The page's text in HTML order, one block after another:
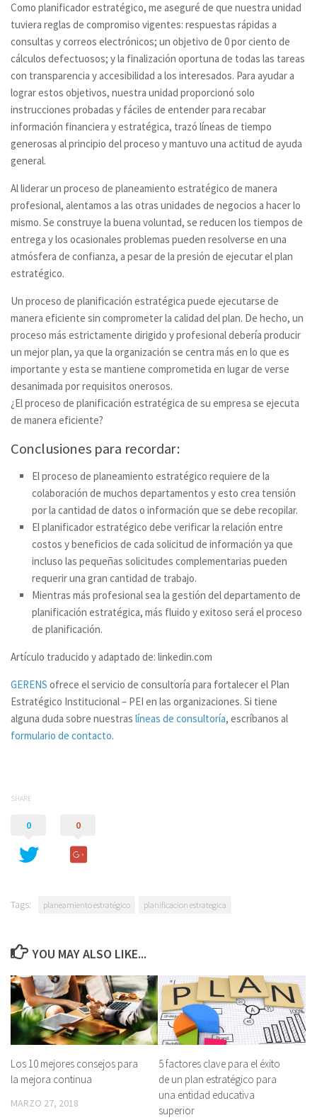
Como planificador estratégico, me aseguré de que nuestra unidad
tuviera reglas de compromiso vigentes: respuestas rápidas a
consultas y correos electrónicos; un objetivo de 0 por ciento de
cálculos defectuosos; y la finalización oportuna de todas las tareas
con transparencia y accesibilidad a los interesados. Para ayudar a
lograr estos objetivos, nuestra unidad proporcionó solo
instrucciones probadas y fáciles de entender para recabar
información financiera y estratégica, trazó líneas de tiempo
generosas al principio del proceso y mantuvo una actitud de ayuda
general.
Al liderar un proceso de planeamiento estratégico de manera
profesional, alentamos a las otras unidades de negocios a hacer lo
mismo. Se construye la buena voluntad, se reducen los tiempos de
entrega y los ocasionales problemas pueden resolverse en una
atmósfera de confianza, a pesar de la presión de ejecutar el plan
estratégico.
Un proceso de planificación estratégica puede ejecutarse de
manera eficiente sin comprometer la calidad del plan. De hecho, un
proceso más estrictamente dirigido y profesional debería producir
un mejor plan, ya que la organización se centra más en lo que es
importante y esta se mantiene comprometida en lugar de verse
desanimada por requisitos onerosos.
¿El proceso de planificación estratégica de su empresa se ejecuta
de manera eficiente?
Conclusiones para recordar:
El proceso de planeamiento estratégico requiere de la
colaboración de muchos departamentos y esto crea tensión
por la cantidad de datos o información que se debe recopilar.
El planificador estratégico debe verificar la relación entre
costos y beneficios de cada solicitud de información ya que
incluso las pequeñas solicitudes complementarias pueden
requerir una gran cantidad de trabajo.
Mientras más profesional sea la gestión del departamento de
planificación estratégica, más fluido y exitoso será el proceso
de planificación.
Artículo traducido y adaptado de: linkedin.com
GERENS ofrece el servicio de consultoría para fortalecer el Plan
Estratégico Institucional – PEI en las organizaciones. Si tiene
alguna duda sobre nuestras líneas de consultoría, escríbanos al
formulario de contacto.
SHARE
0 0
Tags: planeamiento estratégico planificacion estrategica
YOU MAY ALSO LIKE...
Los 10 mejores consejos para
la mejora continua
MARZO 27, 2018
5 factores clave para el éxito
de un plan estratégico para
una entidad educativa
superior